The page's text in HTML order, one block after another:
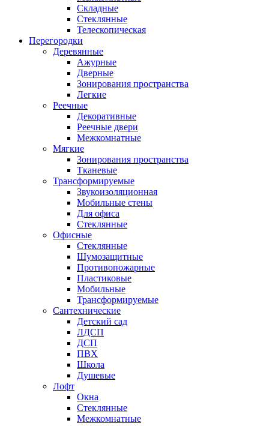
Складные
Стеклянные
Телескопическая
Перегородки
Деревянные
Ажурные
Дверные
Зонирования пространства
Легкие
Реечные
Декоративные
Реечные двери
Межкомнатные
Мягкие
Зонирования пространства
Тканевые
Трансформируемые
Звукоизоляционная
Мобильные стены
Для офиса
Стеклянные
Офисные
Стеклянные
Шумозащитные
Противопожарные
Пластиковые
Мобильные
Трансформируемые
Сантехнические
Детский сад
ЛДСП
ДСП
ПВХ
Школа
Душевые
Лофт
Окна
Стеклянные
Межкомнатные